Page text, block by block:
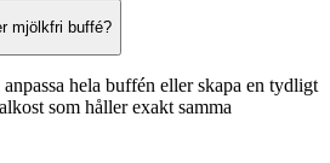
mjölkfri buffé?
hela buffén eller skapa en tydligt
som håller exakt samma